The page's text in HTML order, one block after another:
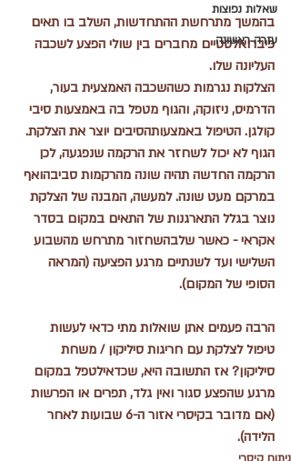
שאלות נפוצות
עזרה ראשונה
בהמשך מתרחשת ההתחדשות, השלב בו תאים
פיברואלסטיים מחברים בין שולי הפצע לשכבה
העליונה שלו.
הצלקות נגרמות כשהשכבה האמצעית בעור,
הדרמיס, ניזוקה, והגוף מטפל בה באמצעות סיבי
קולגן. הטיפול באמצעותהסיבים יוצר את הצלקת.
הגוף לא יכול לשחזר את הרקמה שנפגעה, לכן
הרקמה החדשה תהיה שונה מהרקמות סביבהואף
במרקם מעט שונה. למעשה, המבנה של הצלקת
נוצר בגלל התארגנות של התאים במקום בסדר
אקראי - כאשר שלבהשחזור מתרחש מהשבוע
השלישי ועד לשנתיים מרגע הפציעה (המראה
הסופי של המקום).
הרבה פעמים אתן שואלות מתי כדאי לעשות
טיפול לצלקת עם חריגות סיליקון / משחת
סיליקון? אז התשובה היא, שכדאילטפל במקום
מרגע שהפצע סגור ואין גלד, תפרים או הפרשות
(אם מדובר בקיסרי אזור ה-6 שבועות לאחר
הלידה).
ניתוח קיסרי